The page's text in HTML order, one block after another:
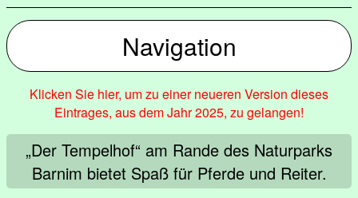
Navigation
Klicken Sie hier, um zu einer neueren Version dieses
Eintrages, aus dem Jahr 2025, zu gelangen!
„Der Tempelhof“ am Rande des Naturparks
Barnim bietet Spaß für Pferde und Reiter.